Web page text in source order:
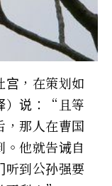
宫，在策划如
）说：“且等
那人在曹国
他就告诫自
到公孙强要